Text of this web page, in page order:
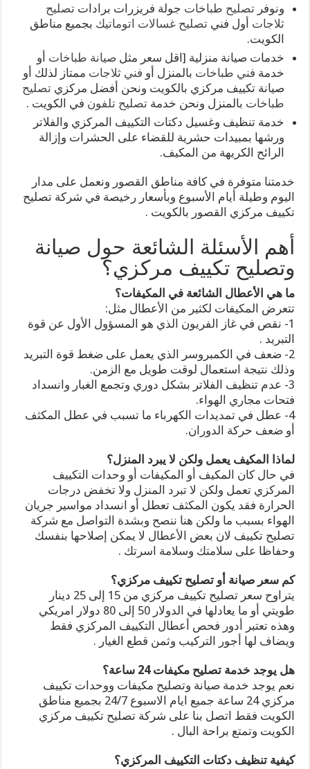
ونوفرتصليح طباخات جولة فريزرات براداتتصليح
ثلاجات أول فني تصليح غسالات اتوماتيك بجميع مناطق
الكويت.
خدمات صيانة منزلية [اقل سعر مثلصيانة طباخات أو
خدمة فني طباخات بالمنزل أو فني ثلاجات ممتاز لذلك أو
صيانة تكييف مركزي بالكويت ونحن أفضل مركزيتصليح
طباخات بالمنزل ونحن خدمةتصليح تلفون في الكويت .
خدمة تنظيف وغسيل دكتات التكييف المركزي والفلاتر
ورشها بمبيدات حشرية للقضاء على الحشرات وإزالة
الرائح الكريهة من المكيف.
خدمتنا متوفرة في كافة مناطق القصور ونعمل على مدار
اليوم وطيلة أيام الأسبوع وبأسعار رخيصة في شركة تصليح
تكييف مركزي القصور بالكويت .
أهم الأسئلة الشائعة حول صيانة
وتصليح تكييف مركزي؟
ما هي الأعطال الشائعة في المكيفات؟
تتعرض المكيفات لكثير من الأعطال مثل:
1- نقص في غاز الفريون الذي هو المسؤول الأول عن قوة
التبريد .
2- ضعف في الكمبروسر الذي يعمل على ضغط قوة التبريد
وذلك نتيجة استعمال لوقت طويل مع الزمن.
3- عدم تنظيف الفلاتر بشكل دوري وتجمع الغبار وانسداد
فتحات مجاري الهواء.
4- عطل في تمديدات الكهرباء ما تسبب في عطل المكثف
أو ضعف حركة الدوران.
لماذا المكيف يعمل ولكن لا يبرد المنزل؟
في حال كان المكيف أو المكيفات أو وحدات التكييف
المركزي تعمل ولكن لا تبرد المنزل ولا تخفض درجات
الحرارة فقد يكون المكثف تعطل أو انسداد مواسير جريان
الهواء بسبب ما ولكن هنا ننصح وبشدة التواصل مع شركة
تصليح تكييف لان بعض الأعطال لا يمكن إصلاحها بنفسك
وحفاظا على سلامتك وسلامة اسرتك .
كم سعر صيانة أو تصليح تكييف مركزي؟
يتراوح سعر تصليح تكييف مركزي من 15 إلى 25 دينار
طويتي أو ما يعادلها في الدولار 50 إلى 80 دولار امريكي
وهذه تعتبر أدور فحص أعطال التكييف المركزي فقط
ويضاف لها أجور التركيب وثمن قطع الغيار .
هل يوجد خدمة تصليح مكيفات 24 ساعة؟
نعم يوجد خدمة صيانة وتصليح مكيفات ووحدات تكييف
مركزي 24 ساعة جميع ايام الاسبوع 24/7 بجميع مناطق
الكويت فقط اتصل بنا على شركة تصليح تكييف مركزي
الكويت وتمتع براحة البال .
كيفية تنظيف دكتات التكييف المركزي؟